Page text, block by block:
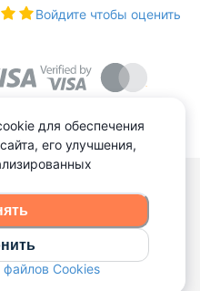
Войдите чтобы оценить
и
материалов допускается
для обеспечения
его улучшения,
Cookies